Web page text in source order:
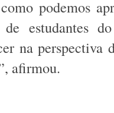
podemos
de estudantes
na perspectiva
afirmou.